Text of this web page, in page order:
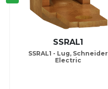
SSRAL1
SSRAL1 - Lug, Schneider
Electric